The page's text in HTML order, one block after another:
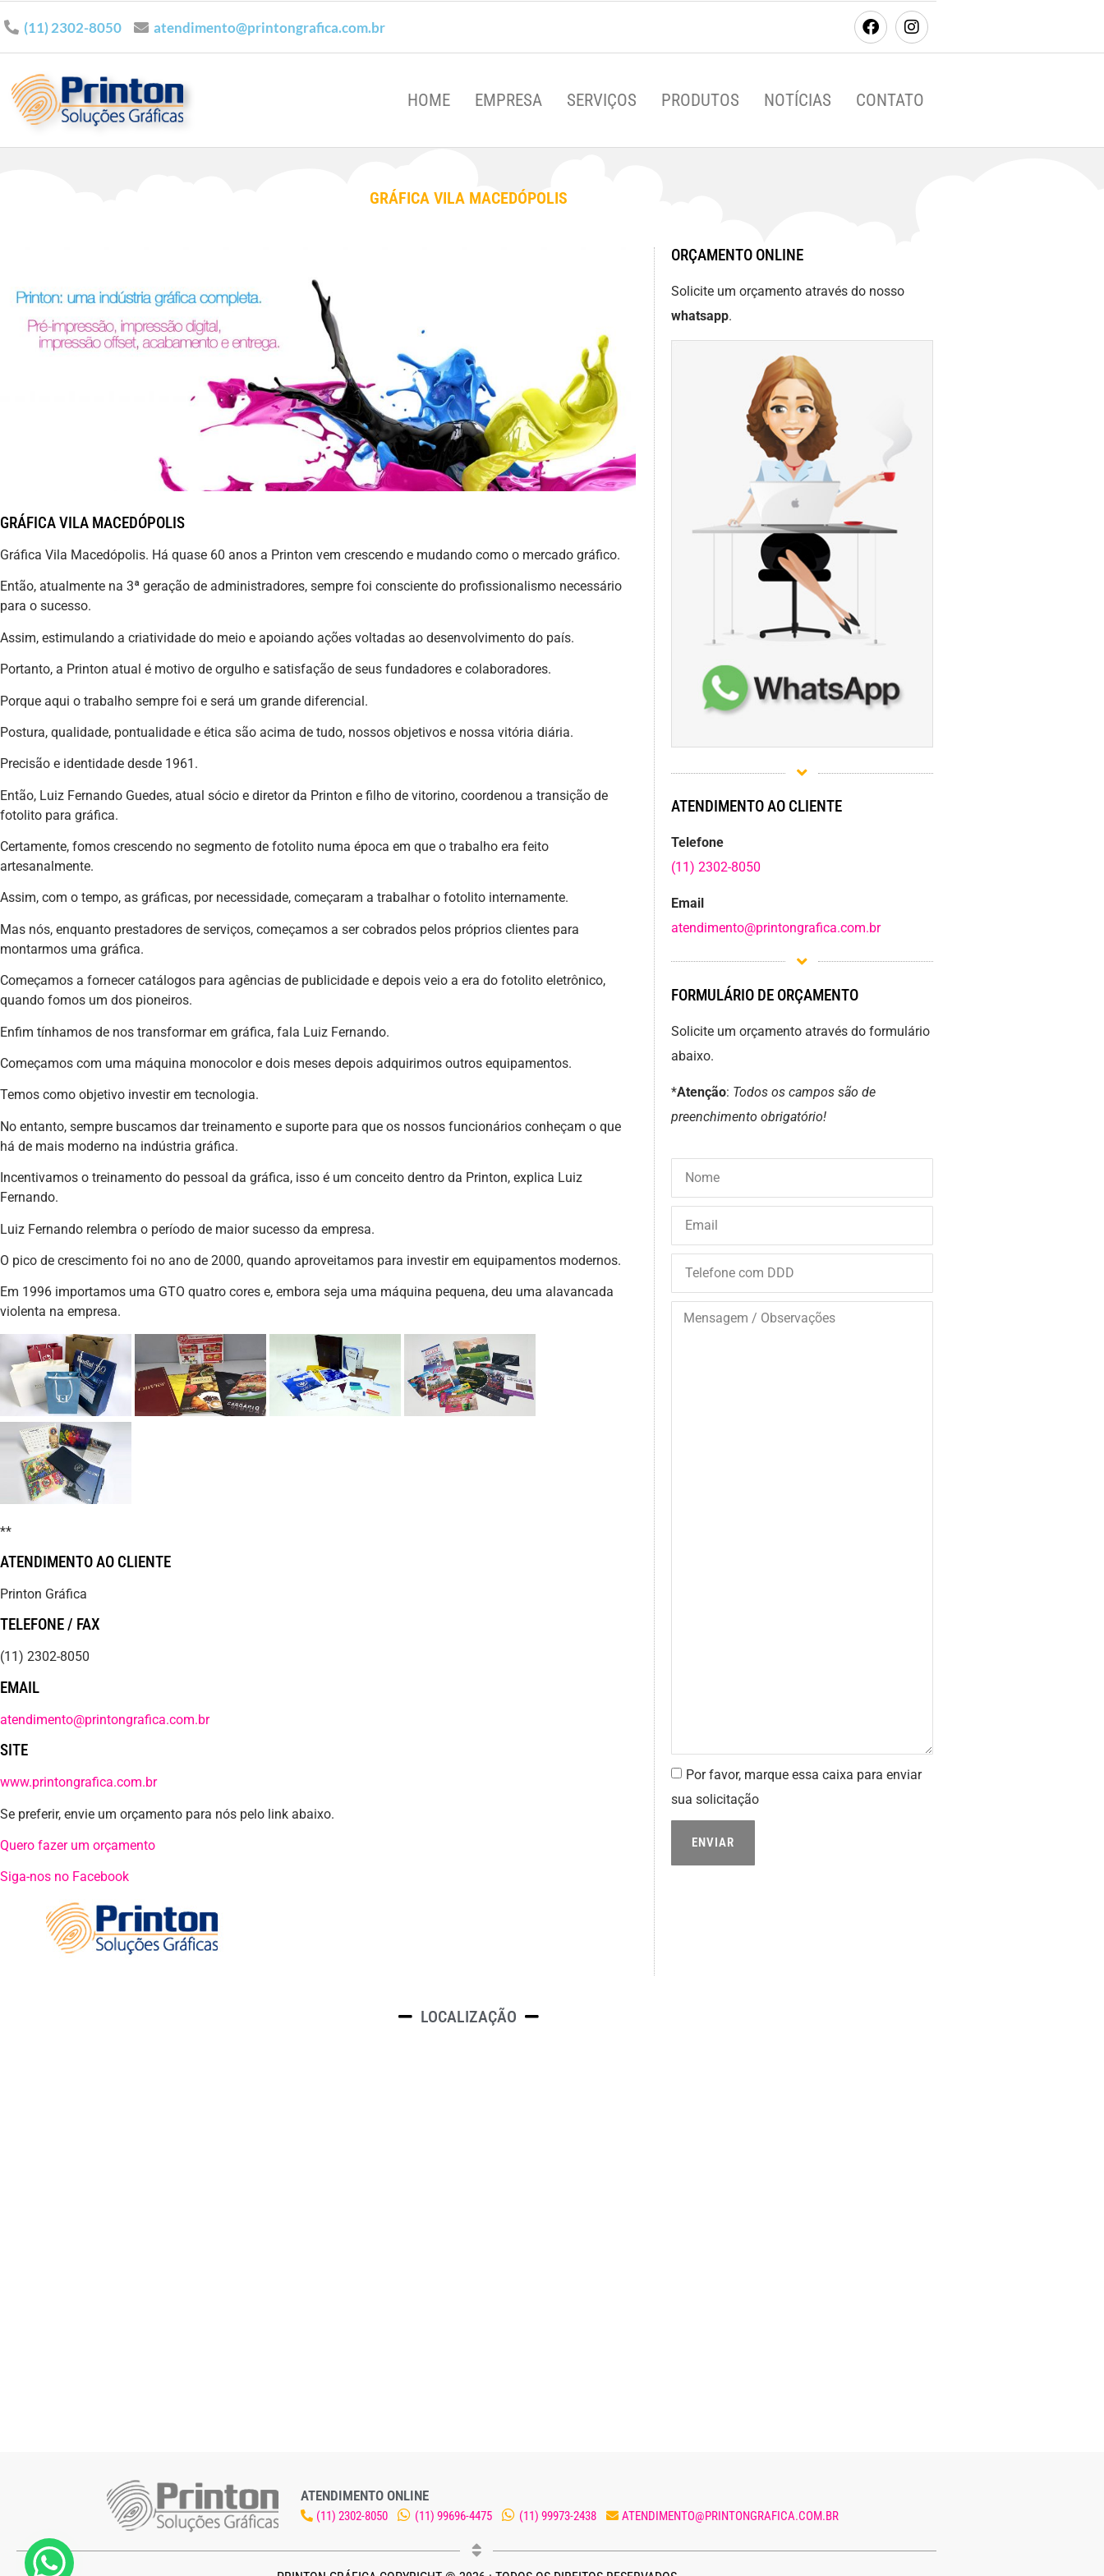
(11) 2302-8050 atendimento@printongrafica.com.br
HOME EMPRESA SERVIÇOS PRODUTOS NOTÍCIAS CONTATO
GRÁFICA VILA MACEDÓPOLIS
GRÁFICA VILA MACEDÓPOLIS
Gráfica Vila Macedópolis. Há quase 60 anos a Printon vem crescendo e mudando como o mercado gráfico.
Então, atualmente na 3ª geração de administradores, sempre foi consciente do profissionalismo necessário
para o sucesso.
Assim, estimulando a criatividade do meio e apoiando ações voltadas ao desenvolvimento do país.
Portanto, a Printon atual é motivo de orgulho e satisfação de seus fundadores e colaboradores.
Porque aqui o trabalho sempre foi e será um grande diferencial.
Postura, qualidade, pontualidade e ética são acima de tudo, nossos objetivos e nossa vitória diária.
Precisão e identidade desde 1961.
Então, Luiz Fernando Guedes, atual sócio e diretor da Printon e filho de vitorino, coordenou a transição de
fotolito para gráfica.
Certamente, fomos crescendo no segmento de fotolito numa época em que o trabalho era feito
artesanalmente.
Assim, com o tempo, as gráficas, por necessidade, começaram a trabalhar o fotolito internamente.
Mas nós, enquanto prestadores de serviços, começamos a ser cobrados pelos próprios clientes para
montarmos uma gráfica.
Começamos a fornecer catálogos para agências de publicidade e depois veio a era do fotolito eletrônico,
quando fomos um dos pioneiros.
Enfim tínhamos de nos transformar em gráfica, fala Luiz Fernando.
Começamos com uma máquina monocolor e dois meses depois adquirimos outros equipamentos.
Temos como objetivo investir em tecnologia.
No entanto, sempre buscamos dar treinamento e suporte para que os nossos funcionários conheçam o que
há de mais moderno na indústria gráfica.
Incentivamos o treinamento do pessoal da gráfica, isso é um conceito dentro da Printon, explica Luiz
Fernando.
Luiz Fernando relembra o período de maior sucesso da empresa.
O pico de crescimento foi no ano de 2000, quando aproveitamos para investir em equipamentos modernos.
Em 1996 importamos uma GTO quatro cores e, embora seja uma máquina pequena, deu uma alavancada
violenta na empresa.
**
ATENDIMENTO AO CLIENTE
Printon Gráfica
TELEFONE / FAX
(11) 2302-8050
EMAIL
atendimento@printongrafica.com.br
SITE
www.printongrafica.com.br
Se preferir, envie um orçamento para nós pelo link abaixo.
Quero fazer um orçamento
Siga-nos no Facebook
ORÇAMENTO ONLINE
Solicite um orçamento através do nosso
whatsapp.
ATENDIMENTO AO CLIENTE
Telefone
(11) 2302-8050
Email
atendimento@printongrafica.com.br
FORMULÁRIO DE ORÇAMENTO
Solicite um orçamento através do formulário
abaixo.
*Atenção: Todos os campos são de
preenchimento obrigatório!
Por favor, marque essa caixa para enviar
sua solicitação
ENVIAR
LOCALIZAÇÃO
ATENDIMENTO ONLINE
(11) 2302-8050 (11) 99696-4475 (11) 99973-2438 ATENDIMENTO@PRINTONGRAFICA.COM.BR